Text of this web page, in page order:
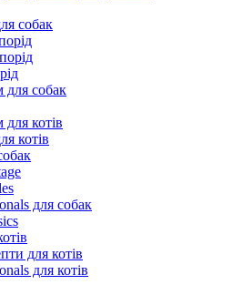
собак
для собак
котів
котів
для собак
для котів
для котів